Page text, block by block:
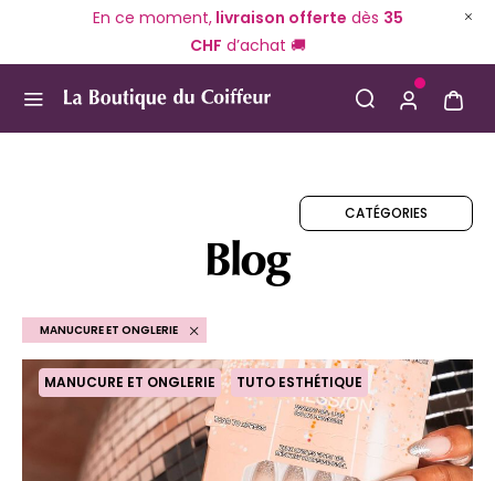
En ce moment,livraison offerte dès 35
CHF d’achat 🚚
Blog
CATÉGORIES
MANUCURE ET ONGLERIE
MANUCURE ET ONGLERIE TUTO ESTHÉTIQUE